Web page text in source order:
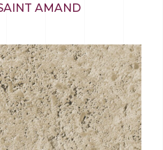
AMAND